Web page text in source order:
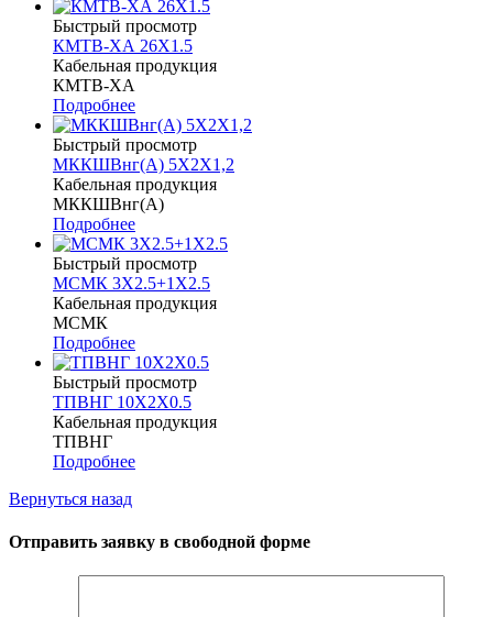
Быстрый просмотр
КМТВ-ХА 26Х1.5
Кабельная продукция
КМТВ-ХА
Подробнее
Быстрый просмотр
МККШВнг(А) 5Х2Х1,2
Кабельная продукция
МККШВнг(А)
Подробнее
Быстрый просмотр
МСМК 3Х2.5+1Х2.5
Кабельная продукция
МСМК
Подробнее
Быстрый просмотр
ТПВНГ 10Х2Х0.5
Кабельная продукция
ТПВНГ
Подробнее
Вернуться назад
Отправить заявку в свободной форме